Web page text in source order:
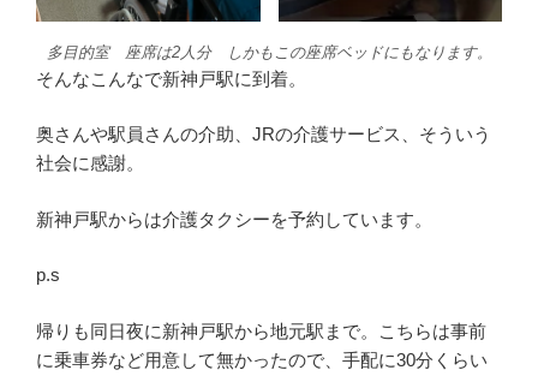
多目的室 座席は2人分 しかもこの座席ベッドにもなります。
そんなこんなで新神戸駅に到着。
奥さんや駅員さんの介助、JRの介護サービス、そういう
社会に感謝。
新神戸駅からは介護タクシーを予約しています。
p.s
帰りも同日夜に新神戸駅から地元駅まで。こちらは事前
に乗車券など用意して無かったので、手配に30分くらい